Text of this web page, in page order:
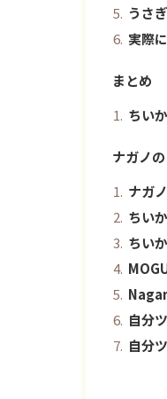
うさぎ
実際
まとめ
ちい
ナガノ
ナガ
ちい
ちい
自分
自分